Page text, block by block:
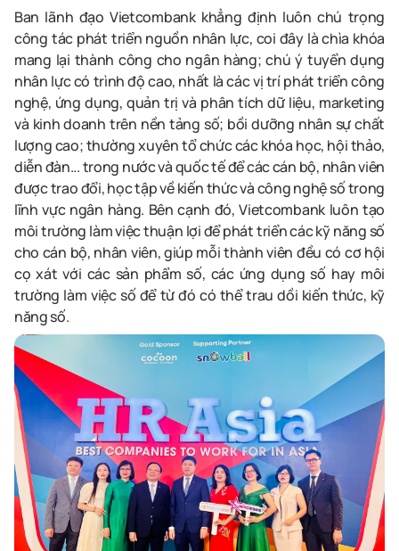
Ban lãnh đạo Vietcombank khẳng định luôn chú trọng
công tác phát triển nguồn nhân lực, coi đây là chìa khóa
mang lại thành công cho ngân hàng; chú ý tuyển dụng
nhân lực có trình độ cao, nhất là các vị trí phát triển công
nghệ, ứng dụng, quản trị và phân tích dữ liệu, marketing
và kinh doanh trên nền tảng số; bồi dưỡng nhân sự chất
lượng cao; thường xuyên tổ chức các khóa học, hội thảo,
diễn đàn... trong nước và quốc tế để các cán bộ, nhân viên
được trao đổi, học tập về kiến thức và công nghệ số trong
lĩnh vực ngân hàng. Bên cạnh đó, Vietcombank luôn tạo
môi trường làm việc thuận lợi để phát triển các kỹ năng số
cho cán bộ, nhân viên, giúp mỗi thành viên đều có cơ hội
cọ xát với các sản phẩm số, các ứng dụng số hay môi
trường làm việc số để từ đó có thể trau dồi kiến thức, kỹ
năng số.